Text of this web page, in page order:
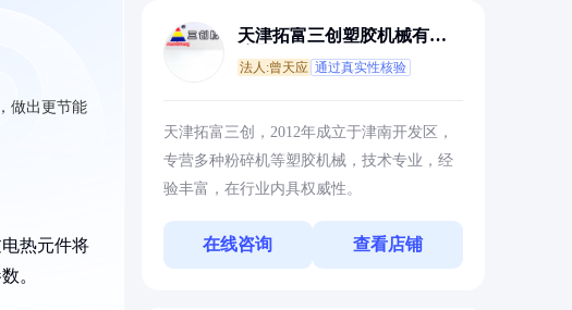
做出更节能
热元件将
。
天津拓富三创塑胶机械有限
法人:曾天应 通过真实性核验
天津拓富三创，2012年成立于津南开发区，
专营多种粉碎机等塑胶机械，技术专业，经
验丰富，在行业内具权威性。
在线咨询 查看店铺